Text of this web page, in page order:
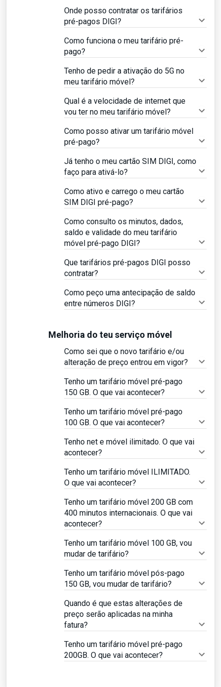
Onde posso contratar os tarifários
pré-pagos DIGI?
Como funciona o meu tarifário pré-
pago?
Tenho de pedir a ativação do 5G no
meu tarifário móvel?
Qual é a velocidade de internet que
vou ter no meu tarifário móvel?
Como posso ativar um tarifário móvel
pré-pago?
Já tenho o meu cartão SIM DIGI, como
faço para ativá-lo?
Como ativo e carrego o meu cartão
SIM DIGI pré-pago?
Como consulto os minutos, dados,
saldo e validade do meu tarifário
móvel pré-pago DIGI?
Que tarifários pré-pagos DIGI posso
contratar?
Como peço uma antecipação de saldo
entre números DIGI?
Melhoria do teu serviço móvel
Como sei que o novo tarifário e/ou
alteração de preço entrou em vigor?
Tenho um tarifário móvel pré-pago
150 GB. O que vai acontecer?
Tenho um tarifário móvel pré-pago
100 GB. O que vai acontecer?
Tenho net e móvel ilimitado. O que vai
acontecer?
Tenho um tarifário móvel ILIMITADO.
O que vai acontecer?
Tenho um tarifário móvel 200 GB com
400 minutos internacionais. O que vai
acontecer?
Tenho um tarifário móvel 100 GB, vou
mudar de tarifário?
Tenho um tarifário móvel pós-pago
150 GB, vou mudar de tarifário?
Quando é que estas alterações de
preço serão aplicadas na minha
fatura?
Tenho um tarifário móvel pré-pago
200GB. O que vai acontecer?